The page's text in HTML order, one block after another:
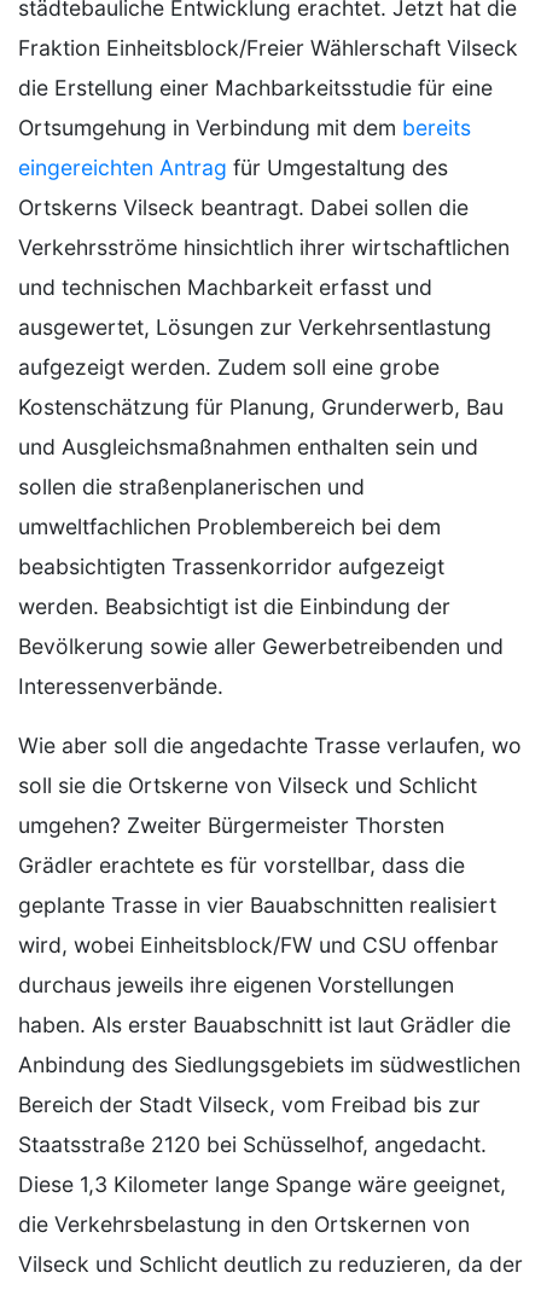
städtebauliche Entwicklung erachtet. Jetzt hat die
Fraktion Einheitsblock/Freier Wählerschaft Vilseck
die Erstellung einer Machbarkeitsstudie für eine
Ortsumgehung in Verbindung mit dem bereits
eingereichten Antrag für Umgestaltung des
Ortskerns Vilseck beantragt. Dabei sollen die
Verkehrsströme hinsichtlich ihrer wirtschaftlichen
und technischen Machbarkeit erfasst und
ausgewertet, Lösungen zur Verkehrsentlastung
aufgezeigt werden. Zudem soll eine grobe
Kostenschätzung für Planung, Grunderwerb, Bau
und Ausgleichsmaßnahmen enthalten sein und
sollen die straßenplanerischen und
umweltfachlichen Problembereich bei dem
beabsichtigten Trassenkorridor aufgezeigt
werden. Beabsichtigt ist die Einbindung der
Bevölkerung sowie aller Gewerbetreibenden und
Interessenverbände.
Wie aber soll die angedachte Trasse verlaufen, wo
soll sie die Ortskerne von Vilseck und Schlicht
umgehen? Zweiter Bürgermeister Thorsten
Grädler erachtete es für vorstellbar, dass die
geplante Trasse in vier Bauabschnitten realisiert
wird, wobei Einheitsblock/FW und CSU offenbar
durchaus jeweils ihre eigenen Vorstellungen
haben. Als erster Bauabschnitt ist laut Grädler die
Anbindung des Siedlungsgebiets im südwestlichen
Bereich der Stadt Vilseck, vom Freibad bis zur
Staatsstraße 2120 bei Schüsselhof, angedacht.
Diese 1,3 Kilometer lange Spange wäre geeignet,
die Verkehrsbelastung in den Ortskernen von
Vilseck und Schlicht deutlich zu reduzieren, da der